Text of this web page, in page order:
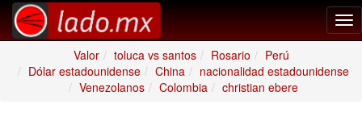
Valor
toluca vs santos Rosario
Perú
Dólar estadounidense
China
nacionalidad estadounidense
Venezolanos
Colombia christian ebere